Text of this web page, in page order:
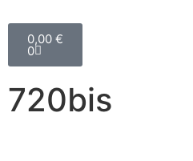
0,00 €
0
720bis